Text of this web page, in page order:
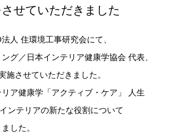
せていただきました
人 住環境工事研究会にて、
グ／日本インテリア健康学協会 代表、
施させていただきました。
ア健康学「アクティブ・ケア」 人生
ンテリアの新たな役割について
した。